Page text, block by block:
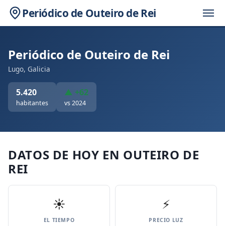
Periódico de Outeiro de Rei
Periódico de Outeiro de Rei
Lugo, Galicia
5.420
habitantes
▲ +62
vs 2024
DATOS DE HOY EN OUTEIRO DE
REI
☀️
EL TIEMPO
⚡
PRECIO LUZ